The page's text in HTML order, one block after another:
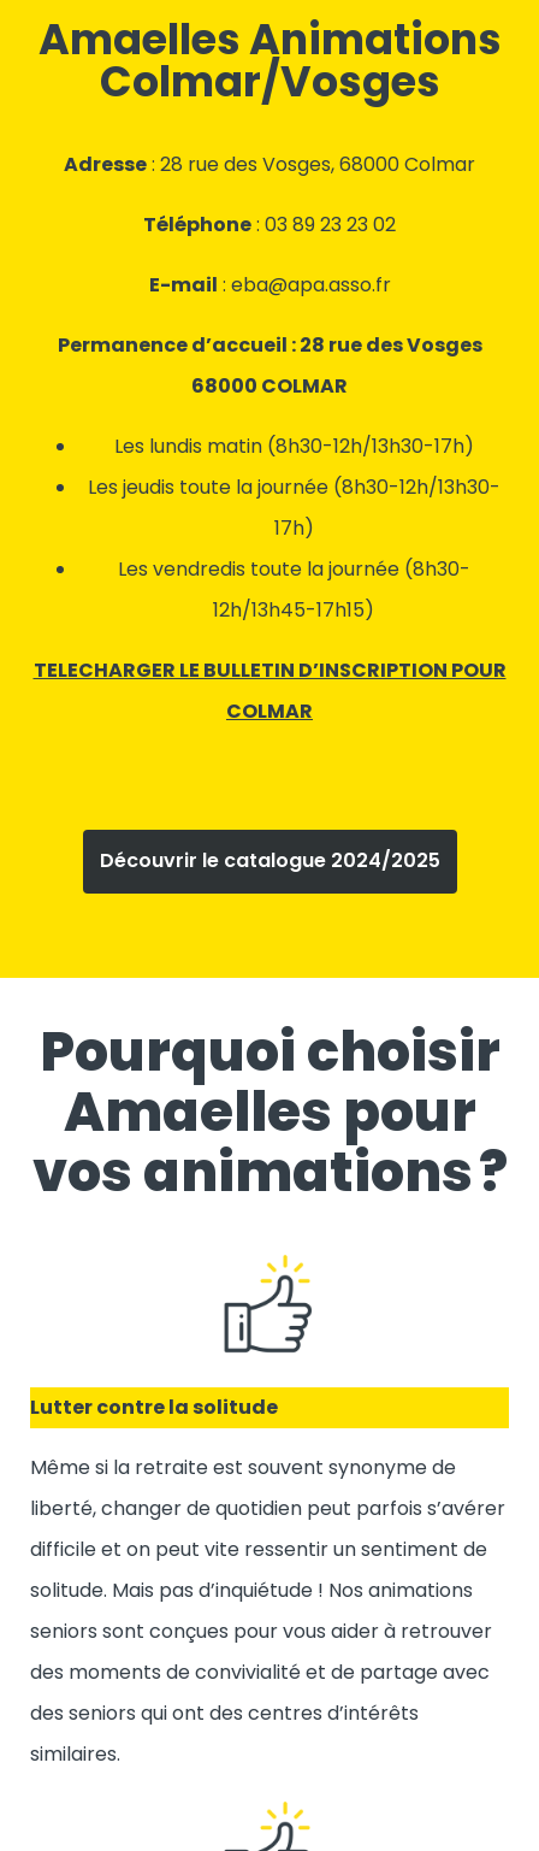
Amaelles Animations
Colmar/Vosges
Adresse: 28 rue des Vosges, 68000 Colmar
Téléphone: 03 89 23 23 02
E-mail : eba@apa.asso.fr
Permanence d’accueil : 28 rue des Vosges
68000 COLMAR
Les lundis matin (8h30-12h/13h30-17h)
Les jeudis toute la journée (8h30-12h/13h30-
17h)
Les vendredis toute la journée (8h30-
12h/13h45-17h15)
TELECHARGER LE BULLETIN D’INSCRIPTION POUR
COLMAR
Découvrir le catalogue 2024/2025
Pourquoi choisir
Amaelles pour
vos animations ?
Lutter contre la solitude
Même si la retraite est souvent synonyme de
liberté, changer de quotidien peut parfois s’avérer
difficile et on peut vite ressentir un sentiment de
solitude. Mais pas d’inquiétude ! Nos animations
seniors sont conçues pour vous aider à retrouver
des moments de convivialité et de partage avec
des seniors qui ont des centres d’intérêts
similaires.